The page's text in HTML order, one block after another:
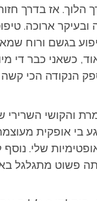
הלוך. אז בדרך
כשאני כבר די
הנקודה הכי
והקושי
בי אופקית
שלי.
פשוט מתגלגל